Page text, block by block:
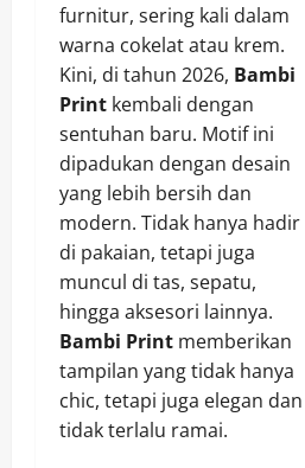
furnitur, sering kali dalam
warna cokelat atau krem.
Kini, di tahun 2026, Bambi
Print kembali dengan
sentuhan baru. Motif ini
dipadukan dengan desain
yang lebih bersih dan
modern. Tidak hanya hadir
di pakaian, tetapi juga
muncul di tas, sepatu,
hingga aksesori lainnya.
Bambi Print memberikan
tampilan yang tidak hanya
chic, tetapi juga elegan dan
tidak terlalu ramai.